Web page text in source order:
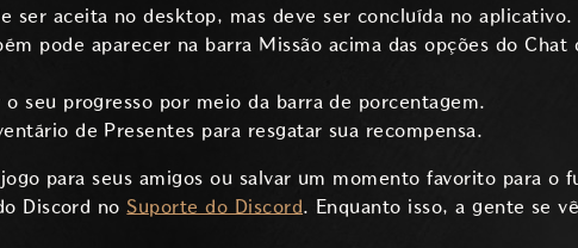
ser aceita no desktop, mas deve ser concluída no aplicativo.
pode aparecer na barra Missão acima das opções do Chat
seu progresso por meio da barra de porcentagem.
de Presentes para resgatar sua recompensa.
para seus amigos ou salvar um momento favorito para o
Discord noSuporte do Discord. Enquanto isso, a gente se